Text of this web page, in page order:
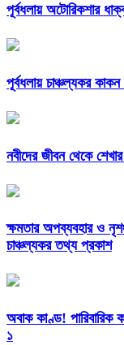
পূর্বধলায় অটোরিকশার
পূর্বধলায় চাঞ্চল্যকর
নবীদের জীবন থেকে
ক্ষমতার অপব্যবহার ও
চাঞ্চল্যকর তথ্য প্রকাশ
অবাক কাণ্ড! পারিবারিক
১